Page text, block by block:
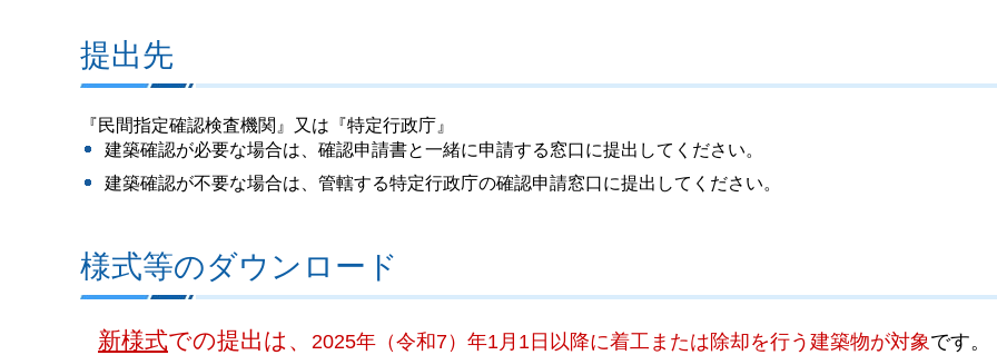
提出先
『民間指定確認検査機関』又は『特定行政庁』
建築確認が必要な場合は、確認申請書と一緒に申請する窓口に提出してください。
建築確認が不要な場合は、管轄する特定行政庁の確認申請窓口に提出してください。
様式等のダウンロード
新様式での提出は、 2025年（令和7）年1月1日以降に着工または除却を行う建築物が対象です。